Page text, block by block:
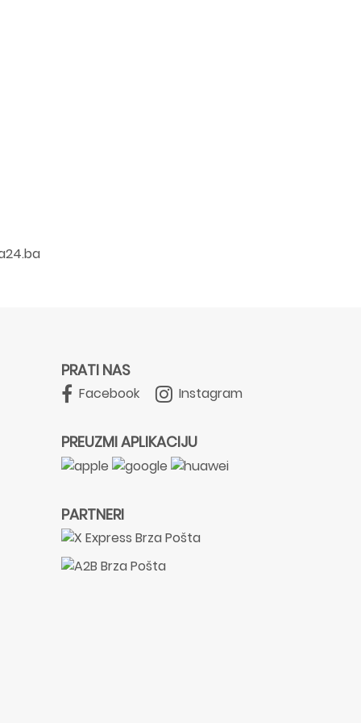
PRATI NAS
Facebook Instagram
PREUZMI APLIKACIJU
PARTNERI